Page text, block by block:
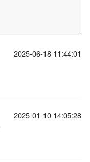
2025-06-18 11:44:01
2025-01-10 14:05:28